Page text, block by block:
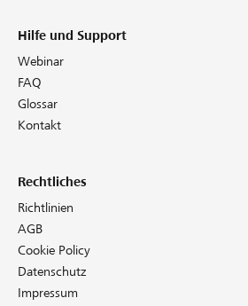
Hilfe und Support
Webinar
FAQ
Glossar
Kontakt
Rechtliches
Richtlinien
AGB
Cookie Policy
Datenschutz
Impressum